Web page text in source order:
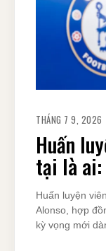
THÁNG 7 9, 2026
Huấn
tại là ai:
Huấn luyện
Alonso, hợp
kỳ vọng mới